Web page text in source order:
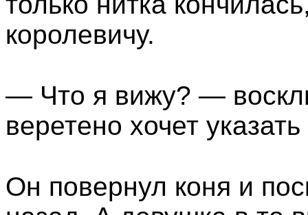
королевичу.
— Что я вижу? —
веретено хочет
Он повернул коня и